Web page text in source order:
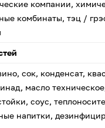
компании,
комбинаты, тэц /
сок, конденсат,
масло
соус,
напитки,